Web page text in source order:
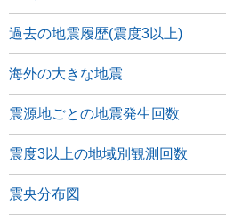
過去の地震履歴(震度3以上)
海外の大きな地震
震源地ごとの地震発生回数
震度3以上の地域別観測回数
震央分布図